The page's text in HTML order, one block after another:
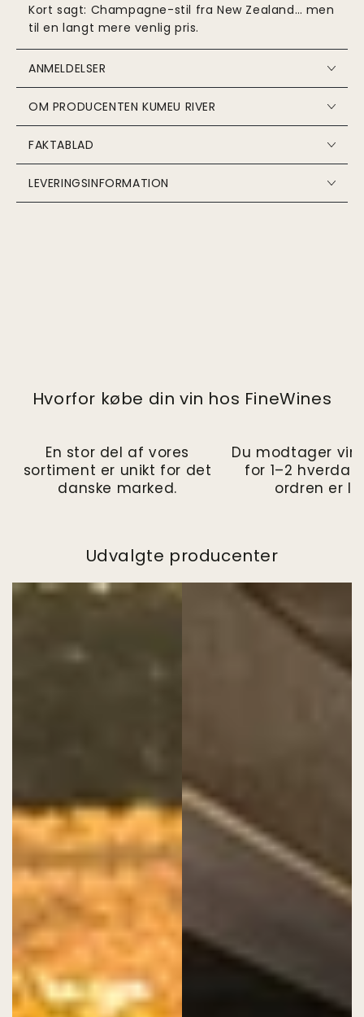
Kort sagt: Champagne-stil fra New Zealand… men
til en langt mere venlig pris.
ANMELDELSER
OM PRODUCENTEN KUMEU RIVER
FAKTABLAD
LEVERINGSINFORMATION
Hvorfor købe din vin hos FineWines
En stor del af vores
sortiment er unikt for det
danske marked.
Du modtager
for 1–2
ordren er
Udvalgte producenter